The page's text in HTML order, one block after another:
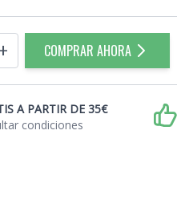
COMPRAR AHORA
A PARTIR DE 35€
condiciones